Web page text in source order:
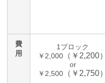
費
用
1ブロック
￥2,000 （￥2,200）
or
￥2,500 （￥2,750）